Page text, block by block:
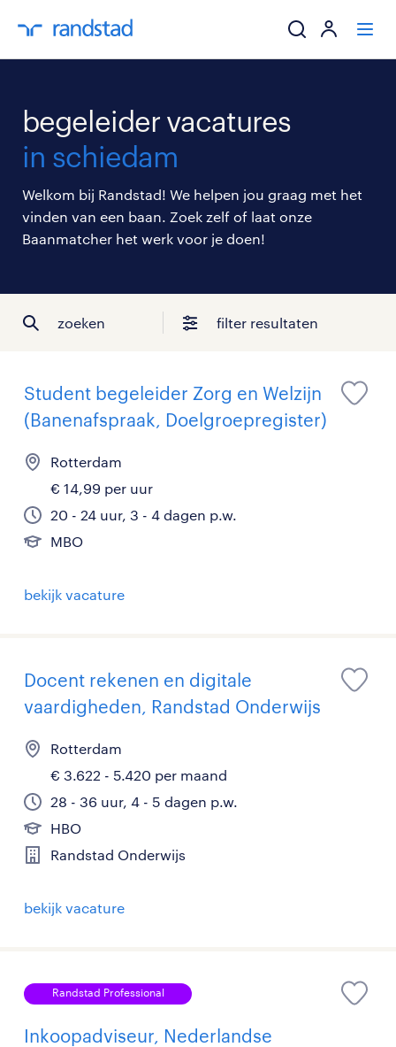
mijn carrière
over randstad
begeleider vacatures
in schiedam
Welkom bij Randstad! We helpen jou graag met het
vinden van een baan. Zoek zelf of laat onze
Baanmatcher het werk voor je doen!
zoeken filter resultaten
Student begeleider Zorg en Welzijn
(Banenafspraak, Doelgroepregister)
Rotterdam
€ 14,99 per uur
20 - 24 uur, 3 - 4 dagen p.w.
MBO
bekijk vacature
Docent rekenen en digitale
vaardigheden, Randstad Onderwijs
Rotterdam
€ 3.622 - 5.420 per maand
28 - 36 uur, 4 - 5 dagen p.w.
HBO
Randstad Onderwijs
bekijk vacature
Randstad Professional
Inkoopadviseur, Nederlandse